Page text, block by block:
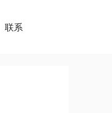
联系